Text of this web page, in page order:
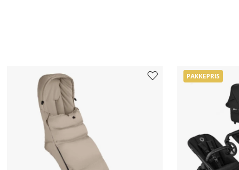
PAKKEPRIS